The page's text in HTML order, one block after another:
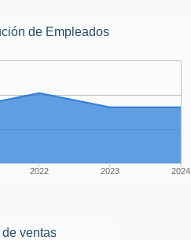
de Empleados
2022 2023 2024
ventas